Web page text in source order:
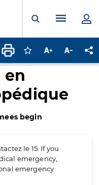
Ouvrir laMenu
Connectez-vous
Augmenter la
en
begin
le 15. If you
emergency,
emergency